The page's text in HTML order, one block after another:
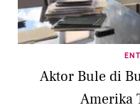
Aktor Bule di
Amerika